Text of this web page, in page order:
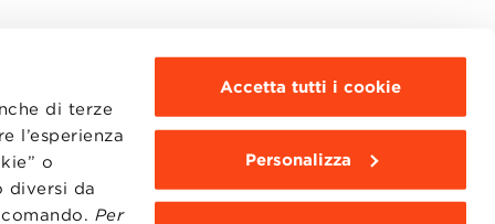
di terze
l’esperienza
o
diversi da
Per
Accetta tutti i cookie
Personalizza
WEBMAIL
BBS COMMUNITY PORTAL
PRESS